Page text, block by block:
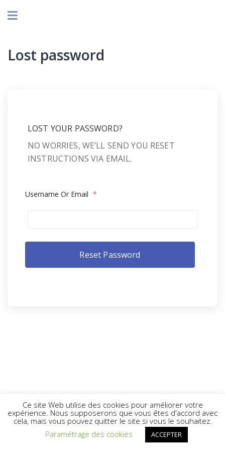
Lost password
LOST YOUR PASSWORD?
NO WORRIES, WE’LL SEND YOU RESET
INSTRUCTIONS VIA EMAIL.
Username Or Email *
Ce site Web utilise des cookies pour améliorer votre
expérience. Nous supposerons que vous êtes d'accord avec
cela, mais vous pouvez quitter le site si vous le souhaitez.
Paramétrage des cookies
ACCEPTER